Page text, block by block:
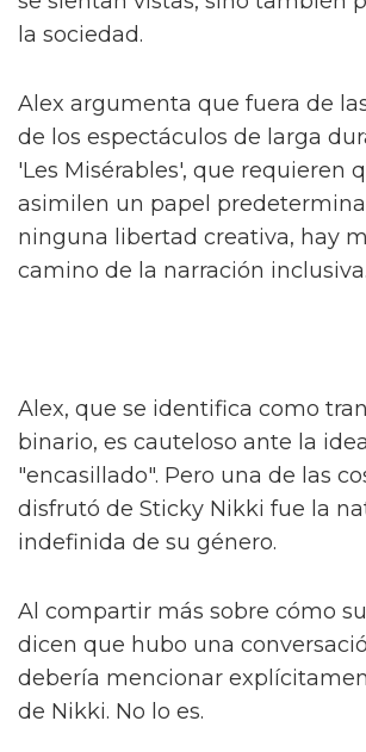
como queer".
es nada como lo que he visto"
televisión británica. Al ser
cómo se relaciona con algo
concede que es un buen punto
"Imagina 'Pose' mezclado con
idea salvaje. "¿Quién no querría
que ayudan a Byron en su
ellos están Lady Die (Laquarn
Damian (Adam Ali) y Sasha